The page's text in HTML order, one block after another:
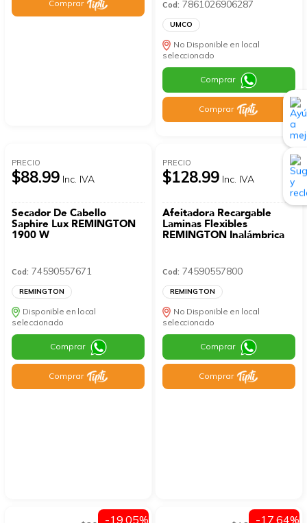
Comprar Cod: 7861026906287
UMCO
No Disponible en local
seleccionado
Comprar
Comprar
PRECIO
$88.99 Inc. IVA
Secador De Cabello
Saphire Lux REMINGTON
1900 W
Cod: 74590557671
REMINGTON
Disponible en local
seleccionado
Comprar
Comprar
PRECIO
$128.99 Inc. IVA
Afeitadora Recargable
Laminas Flexibles
REMINGTON Inalámbrica
Cod: 74590557800
REMINGTON
No Disponible en local
seleccionado
Comprar
Comprar
-19.05% -17.64%